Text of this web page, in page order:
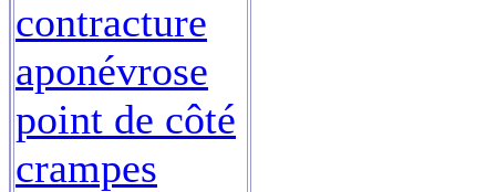
contracture
aponévrose
point de côté
crampes